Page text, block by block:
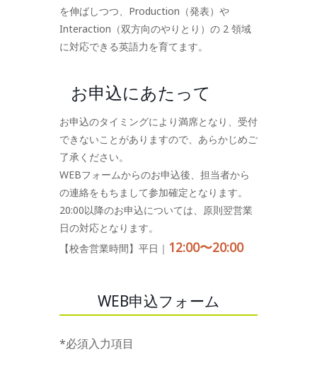
を伸ばしつつ、Production（発表）や
Interaction（双方向のやりとり）の 2 領域
に対応できる英語力を育てます。
お申込にあたって
お申込のタイミングにより満席となり、受付
できないことがありますので、あらかじめご
了承ください。
WEBフォームからのお申込後、担当者から
の連絡をもちまして参加確定となります。
20:00以降のお申込については、原則翌営業
日の対応となります。
【校舎営業時間】平日｜ 12:00〜20:00
WEB申込フォーム
*必須入力項目